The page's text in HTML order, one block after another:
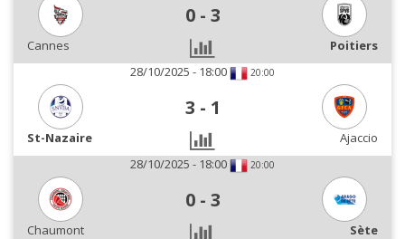
0 - 3
Cannes
Poitiers
28/10/2025 - 18:00
20:00
3 - 1
St-Nazaire
Ajaccio
28/10/2025 - 18:00
20:00
0 - 3
Chaumont
Sète